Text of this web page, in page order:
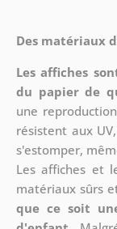
Des matériaux
Les affiches
du papier de
une
résistent aux
s'estomper,
Les affiches et
matériaux sûrs
que ce soit